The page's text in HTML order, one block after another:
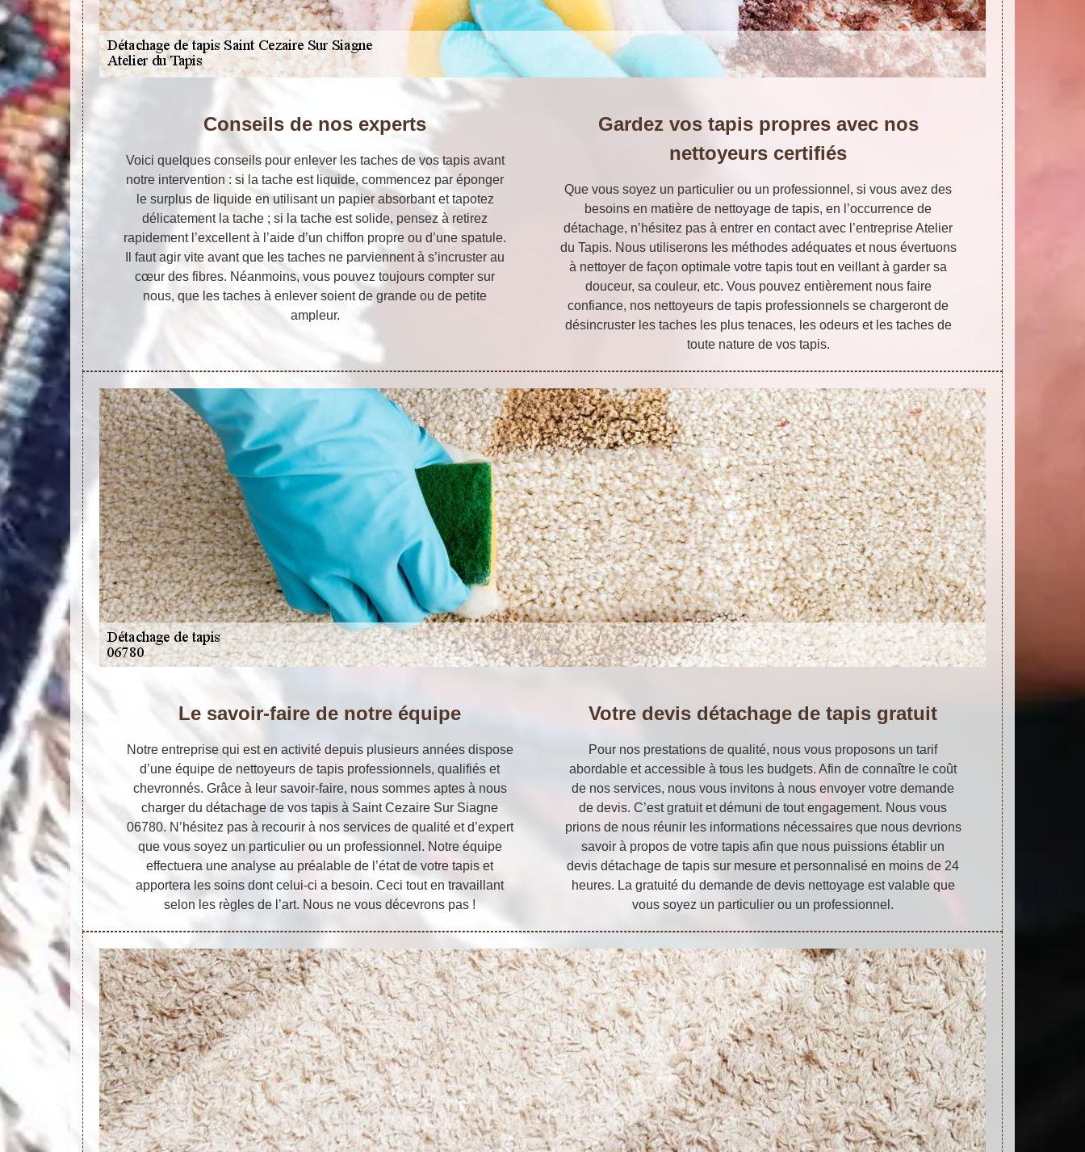
Conseils de nos experts
Voici quelques conseils pour enlever les taches de vos tapis avant
notre intervention : si la tache est liquide, commencez par éponger
le surplus de liquide en utilisant un papier absorbant et tapotez
délicatement la tache ; si la tache est solide, pensez à retirez
rapidement l’excellent à l’aide d’un chiffon propre ou d’une spatule.
Il faut agir vite avant que les taches ne parviennent à s’incruster au
cœur des fibres. Néanmoins, vous pouvez toujours compter sur
nous, que les taches à enlever soient de grande ou de petite
ampleur.
Gardez vos tapis propres avec nos
nettoyeurs certifiés
Que vous soyez un particulier ou un professionnel, si vous avez des
besoins en matière de nettoyage de tapis, en l’occurrence de
détachage, n’hésitez pas à entrer en contact avec l’entreprise Atelier
du Tapis. Nous utiliserons les méthodes adéquates et nous évertuons
à nettoyer de façon optimale votre tapis tout en veillant à garder sa
douceur, sa couleur, etc. Vous pouvez entièrement nous faire
confiance, nos nettoyeurs de tapis professionnels se chargeront de
désincruster les taches les plus tenaces, les odeurs et les taches de
toute nature de vos tapis.
Le savoir-faire de notre équipe
Notre entreprise qui est en activité depuis plusieurs années dispose
d’une équipe de nettoyeurs de tapis professionnels, qualifiés et
chevronnés. Grâce à leur savoir-faire, nous sommes aptes à nous
charger du détachage de vos tapis à Saint Cezaire Sur Siagne
06780. N’hésitez pas à recourir à nos services de qualité et d’expert
que vous soyez un particulier ou un professionnel. Notre équipe
effectuera une analyse au préalable de l’état de votre tapis et
apportera les soins dont celui-ci a besoin. Ceci tout en travaillant
selon les règles de l’art. Nous ne vous décevrons pas !
Votre devis détachage de tapis gratuit
Pour nos prestations de qualité, nous vous proposons un tarif
abordable et accessible à tous les budgets. Afin de connaître le coût
de nos services, nous vous invitons à nous envoyer votre demande
de devis. C’est gratuit et démuni de tout engagement. Nous vous
prions de nous réunir les informations nécessaires que nous devrions
savoir à propos de votre tapis afin que nous puissions établir un
devis détachage de tapis sur mesure et personnalisé en moins de 24
heures. La gratuité du demande de devis nettoyage est valable que
vous soyez un particulier ou un professionnel.